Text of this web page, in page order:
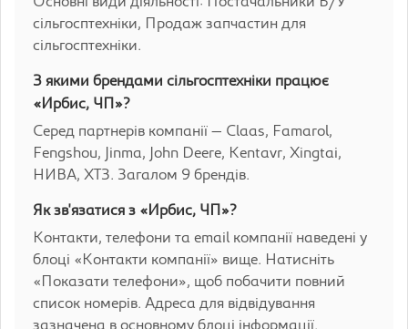
сільгосптехніки, Продаж запчастин для
сільгосптехніки.
З якими брендами сільгосптехніки працює
«Ирбис, ЧП»?
Серед партнерів компанії — Claas, Famarol,
Fengshou, Jinma, John Deere, Kentavr, Xingtai,
НИВА, ХТЗ. Загалом 9 брендів.
Як зв'язатися з «Ирбис, ЧП»?
Контакти, телефони та email компанії наведені у
блоці «Контакти компанії» вище. Натисніть
«Показати телефони», щоб побачити повний
список номерів. Адреса для відвідування